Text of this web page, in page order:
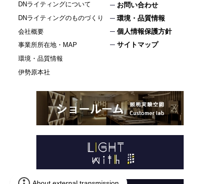
DNライティングについて
DNライティングのものづくり
会社概要
事業所所在地・MAP
環境・品質情報
伊勢原本社
お問い合わせ
環境・品質情報
個人情報保護方針
サイトマップ